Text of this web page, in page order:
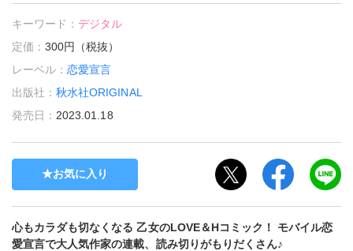
キーワード：デジタル
定価：300円（税抜）
レーベル：恋愛宣言
出版社：秋水社ORIGINAL
発売日： 2023.01.18
お気に入り
心もカラダも切なくなる 乙女のLOVE＆Hコミック！ モバイル恋
愛宣言で大人気作家の連載、読み切りがもりだくさん♪